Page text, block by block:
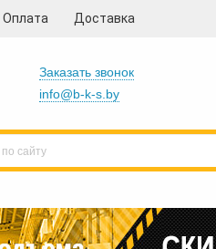
Оплата Доставка
Заказать звонок
info@b-k-s.by